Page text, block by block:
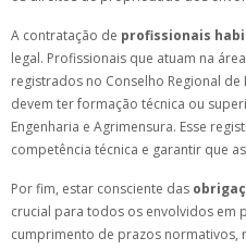
A contratação de profissionais
legal. Profissionais que atuam na
registrados no Conselho Regional de
devem ter formação técnica ou
Engenharia e Agrimensura. Esse
competência técnica e garantir que
Por fim, estar consciente das
crucial para todos os envolvidos em
cumprimento de prazos normativos,